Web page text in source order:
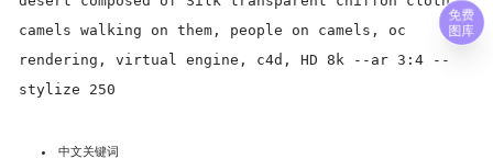
camels walking on them, people on camels, oc
rendering, virtual engine, c4d, HD 8k --ar 3:4 --
stylize 250
中文关键词
免费
图库